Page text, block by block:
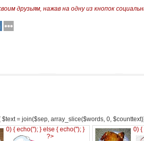
друзьям, нажав на одну из кнопок
$text = join($sep, array_slice($words, 0,
0) { echo(''); } else { echo(''); }
?>
0) {